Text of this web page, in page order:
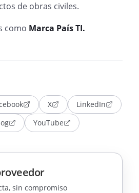
de obras civiles.
como Marca País TI.
X
LinkedIn
YouTube
sin compromiso